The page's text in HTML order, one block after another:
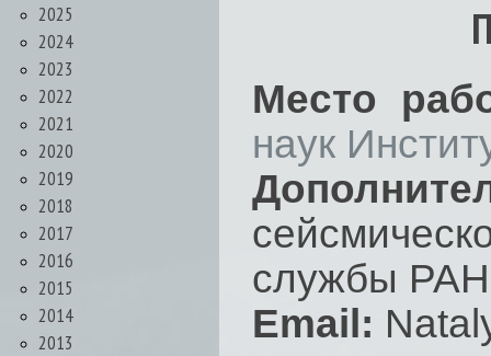
2025
2024
2023
2022
2021
2020
2019
2018
2017
2016
2015
2014
2013
Место
наук
службы
Email: